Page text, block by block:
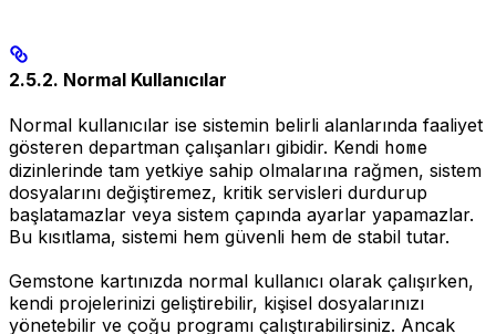
2.5.2. Normal Kullanıcılar
Normal kullanıcılar ise sistemin belirli alanlarında faaliyet
gösteren departman çalışanları gibidir. Kendi home
dizinlerinde tam yetkiye sahip olmalarına rağmen, sistem
dosyalarını değiştiremez, kritik servisleri durdurup
başlatamazlar veya sistem çapında ayarlar yapamazlar.
Bu kısıtlama, sistemi hem güvenli hem de stabil tutar.
Gemstone kartınızda normal kullanıcı olarak çalışırken,
kendi projelerinizi geliştirebilir, kişisel dosyalarınızı
yönetebilir ve çoğu programı çalıştırabilirsiniz. Ancak